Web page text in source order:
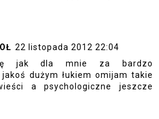
22 listopada 2012 22:04
jak dla mnie za bardzo
dużym łukiem omijam takie
a psychologiczne jeszcze